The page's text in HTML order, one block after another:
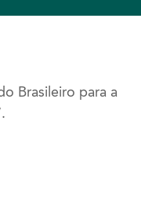
Brasileiro para a